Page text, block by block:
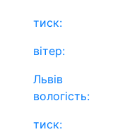
тиск:
вітер:
Львів
вологість:
тиск: